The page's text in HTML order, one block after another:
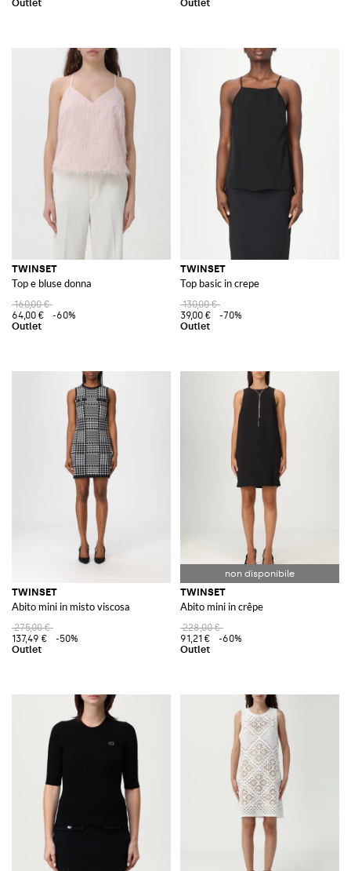
TWINSET
Top e bluse donna
160,00 €
64,00 €
-60%
TWINSET
Top basic in crepe
130,00 €
39,00 €
-70%
TWINSET
Abito mini in misto viscosa
275,00 €
137,49 €
-50%
TWINSET
Abito mini in crêpe
228,00 €
91,21 €
-60%